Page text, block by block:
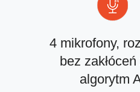
4 mikrofony,
bez
algorytm